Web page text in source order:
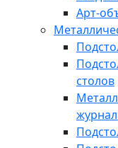
Арт-
столов